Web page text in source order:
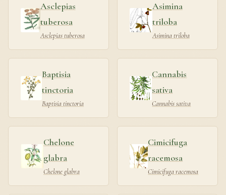
Asclepias
tuberosa
Asclepias tuberosa
Asimina
triloba
Asimina triloba
Baptisia
tinctoria
Baptisia tinctoria
Cannabis
sativa
Cannabis sativa
Chelone
glabra
Chelone glabra
Cimicifuga
racemosa
Cimicifuga racemosa